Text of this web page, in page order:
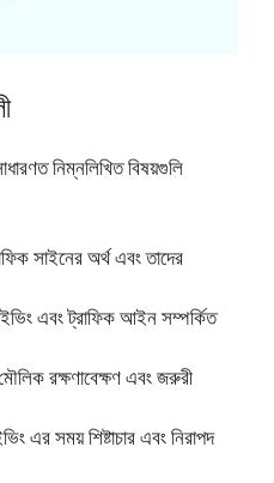
নিম্নলিখিত বিষয়গুলি
সাইনের অর্থ এবং তাদের
এবং ট্রাফিক আইন সম্পর্কিত
রক্ষণাবেক্ষণ এবং জরুরী
এর সময় শিষ্টাচার এবং নিরাপদ